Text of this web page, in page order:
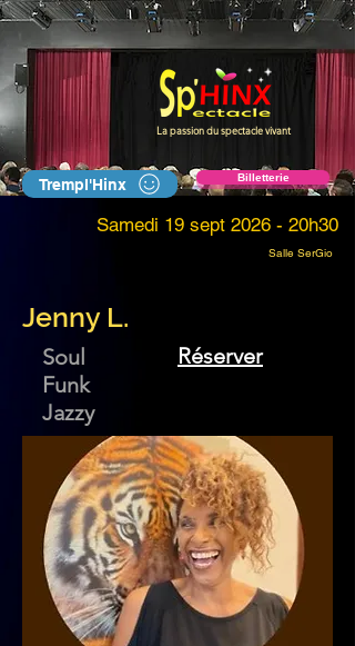
La passion du spectacle vivant
Trempl'Hinx Billetterie
Samedi 19 sept 2026 - 20h30
Salle SerGio
Jenny L.
Soul
Funk
Jazzy
Réserver